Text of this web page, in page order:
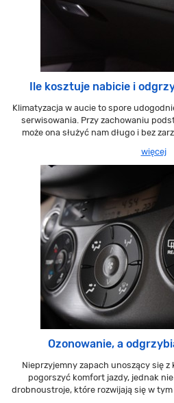
Ile kosztuje nabicie i
Klimatyzacja w aucie to spore
serwisowania. Przy zachowaniu
może ona służyć nam długo i bez
więcej
Ozonowanie, a
Nieprzyjemny zapach unoszący się
pogorszyć komfort jazdy, jednak
drobnoustroje, które rozwijają się w